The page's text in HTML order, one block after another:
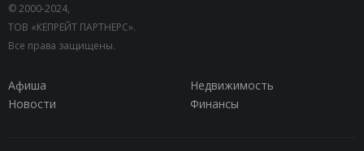
© 2000-2024,
ТОВ «КЕПРЕЙТ ПАРТНЕРС».
Все права защищены.
Афиша
Недвижимость
Новости
Финансы